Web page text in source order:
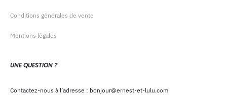
Conditions générales de vente
Mentions légales
UNE QUESTION ?
Contactez-nous à l’adresse : bonjour@ernest-et-lulu.com